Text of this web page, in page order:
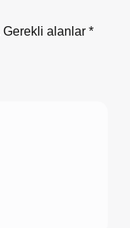
Gerekli alanlar *